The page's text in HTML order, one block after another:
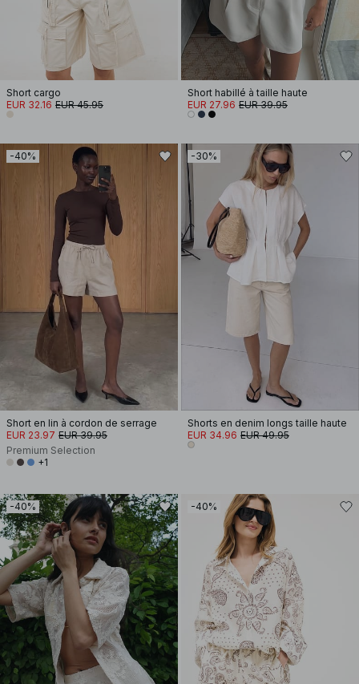
Short cargo
EUR 32.16 EUR 45.95
Short habillé à taille haute
EUR 27.96 EUR 39.95
-40%
Short en lin à cordon de serrage
EUR 23.97 EUR 39.95
Premium Selection
+1
-30%
Shorts en denim longs taille haute
EUR 34.96 EUR 49.95
-40% -40%